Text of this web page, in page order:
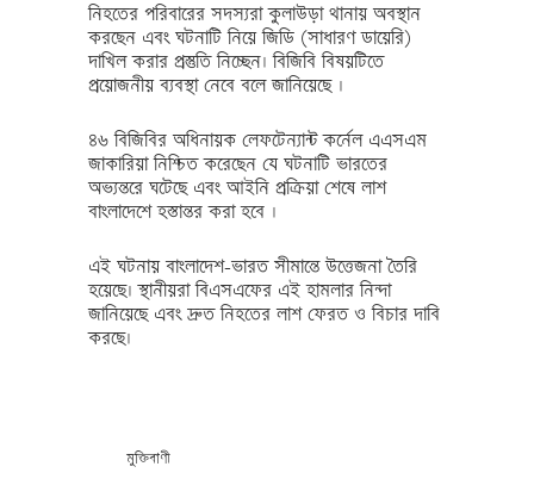
নিহতের পরিবারের সদস্যরা কুলাউড়া থানায় অবস্থান
করছেন এবং ঘটনাটি নিয়ে জিডি (সাধারণ ডায়েরি)
দাখিল করার প্রস্তুতি নিচ্ছেন। বিজিবি বিষয়টিতে
প্রয়োজনীয় ব্যবস্থা নেবে বলে জানিয়েছে ।
৪৬ বিজিবির অধিনায়ক লেফটেন্যান্ট কর্নেল এএসএম
জাকারিয়া নিশ্চিত করেছেন যে ঘটনাটি ভারতের
অভ্যন্তরে ঘটেছে এবং আইনি প্রক্রিয়া শেষে লাশ
বাংলাদেশে হস্তান্তর করা হবে ।
এই ঘটনায় বাংলাদেশ-ভারত সীমান্তে উত্তেজনা তৈরি
হয়েছে। স্থানীয়রা বিএসএফের এই হামলার নিন্দা
জানিয়েছে এবং দ্রুত নিহতের লাশ ফেরত ও বিচার দাবি
করছে।
মুক্তিবাণী